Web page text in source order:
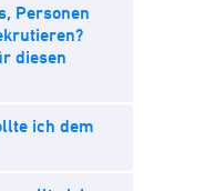
Personen
diesen
ich dem